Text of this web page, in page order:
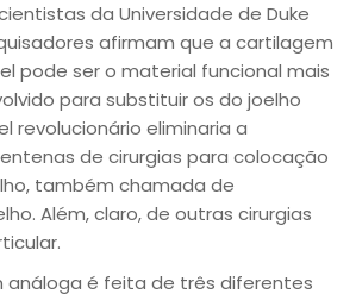
da Universidade de Duke
afirmam que a cartilagem
pode ser o material funcional mais
para substituir os do joelho
revolucionário eliminaria a
de cirurgias para colocação
também chamada de
Além, claro, de outras cirurgias
análoga é feita de três diferentes